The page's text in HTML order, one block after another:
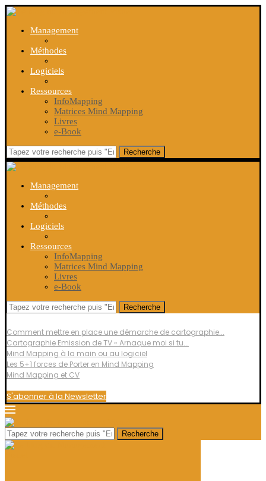
Management
Méthodes
Logiciels
Ressources
InfoMapping
Matrices Mind Mapping
Livres
e-Book
Recherche
Management
Méthodes
Logiciels
Ressources
InfoMapping
Matrices Mind Mapping
Livres
e-Book
Recherche
Comment mettre en place une démarche de cartographie...
Cartographie Emission de TV « Arnaque moi si tu...
Mind Mapping à la main ou au logiciel
Les 5+1 forces de Porter en Mind Mapping
Mind Mapping et CV
S'abonner à la Newsletter
Recherche